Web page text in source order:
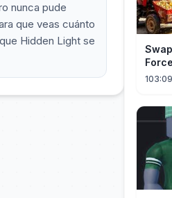
nunca pude
que veas cuánto
Hidden Light se
He's
103:09